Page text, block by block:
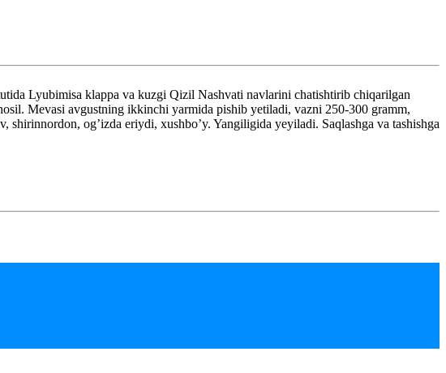
Lyubimisa klappa va kuzgi Qizil Nashvati navlarini chatishtirib chiqarilgan
Mevasi avgustning ikkinchi yarmida pishib yetiladi, vazni 250-300 gramm,
og’izda eriydi, xushbo’y. Yangiligida yeyiladi. Saqlashga va tashishga